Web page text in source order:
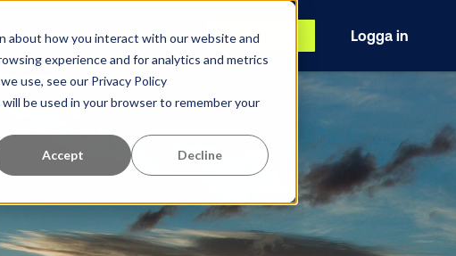
about how you interact with our website and
experience and for analytics and metrics
use, see our Privacy Policy
be used in your browser to remember your
Accept Decline
Om oss Referenser Kom igång Logga in